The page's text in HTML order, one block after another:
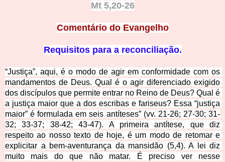
Mt 5,20-26
Comentário do Evangelho
Requisitos para a reconciliação.
“Justiça”, aqui, é o modo de agir em conformidade com os
mandamentos de Deus. Qual é o agir diferenciado exigido
dos discípulos que permite entrar no Reino de Deus? Qual é
a justiça maior que a dos escribas e fariseus? Essa “justiça
maior” é formulada em seis antíteses” (vv. 21-26; 27-30; 31-
32; 33-37; 38-42; 43-47). A primeira antítese, que diz
respeito ao nosso texto de hoje, é um modo de retomar e
explicitar a bem-aventurança da mansidão (5,4). A lei diz
muito mais do que não matar. É preciso ver nesse